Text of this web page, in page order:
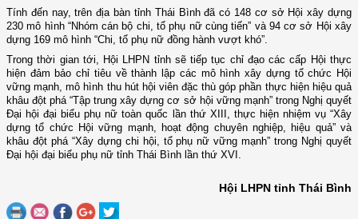
Tính đến nay, trên địa bàn tỉnh Thái Bình đã có 148 cơ sở Hội xây dựng
230 mô hình “Nhóm cán bộ chi, tổ phụ nữ cùng tiến” và 94 cơ sở Hội xây
dựng 169 mô hình “Chi, tổ phụ nữ đồng hành vượt khó”.
Trong thời gian tới, Hội LHPN tỉnh sẽ tiếp tục chỉ đạo các cấp Hội thực
hiện đảm bảo chỉ tiêu về thành lập các mô hình xây dựng tổ chức Hội
vững mạnh, mô hình thu hút hội viên đặc thù góp phần thực hiện hiệu quả
khâu đột phá “Tập trung xây dựng cơ sở hội vững mạnh” trong Nghị quyết
Đại hội đại biểu phụ nữ toàn quốc lần thứ XIII, thực hiện nhiệm vụ “Xây
dựng tổ chức Hội vững mạnh, hoạt động chuyên nghiệp, hiệu quả” và
khâu đột phá “Xây dựng chi hội, tổ phụ nữ vững mạnh” trong Nghị quyết
Đại hội đại biểu phụ nữ tỉnh Thái Bình lần thứ XVI.
Hội LHPN tỉnh Thái Bình